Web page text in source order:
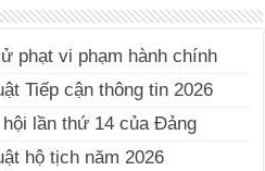
phạt vi phạm hành chính
Tiếp cận thông tin 2026
lần thứ 14 của Đảng
hộ tịch năm 2026